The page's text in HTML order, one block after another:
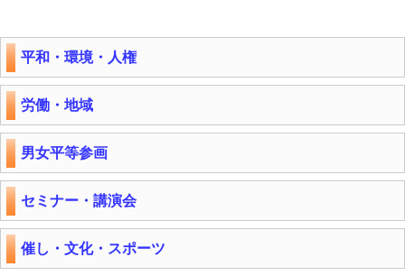
平和・環境・人権
労働・地域
男女平等参画
セミナー・講演会
催し・文化・スポーツ